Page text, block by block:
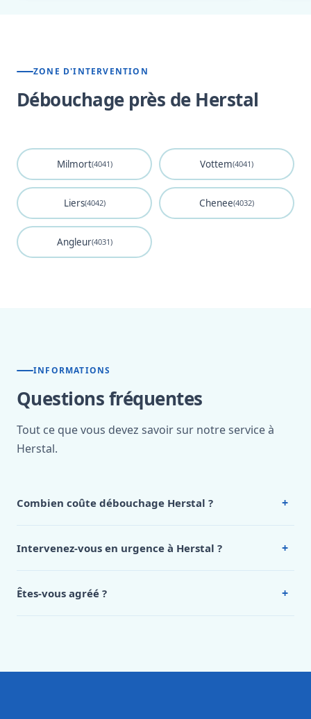
ZONE D'INTERVENTION
Débouchage près de Herstal
Milmort(4041) Vottem(4041)
Liers(4042) Chenee(4032)
Angleur(4031)
INFORMATIONS
Questions fréquentes
Tout ce que vous devez savoir sur notre service à
Herstal.
Combien coûte débouchage Herstal ? +
appelez le 0472 53 24 26.
Intervenez-vous en urgence à Herstal ? +
Êtes-vous agréé ? +